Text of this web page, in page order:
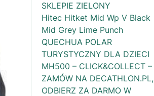
SKLEPIE ZIELONY
Hitec Hitket Mid Wp V Black
Mid Grey Lime Punch
QUECHUA POLAR
TURYSTYCZNY DLA DZIECI
MH500 – CLICK&COLLECT –
ZAMÓW NA DECATHLON.PL,
ODBIERZ ZA DARMO W